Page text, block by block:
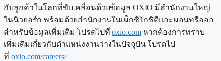
กับลูกค้าในโลกที่ขับเคลื่อนด้วยข้อมูล OXIO มีสำนักงานใหญ่
ในนิวยอร์ก พร้อมด้วยสำนักงานในเม็กซิโกซิตีและมอนทรีออล
สำหรับข้อมูลเพิ่มเติม โปรดไปที่ oxio.com หากต้องการทราบ
เพิ่มเติมเกี่ยวกับตำแหน่งงานว่างในปัจจุบัน โปรดไป
ที่ oxio.com/careers/